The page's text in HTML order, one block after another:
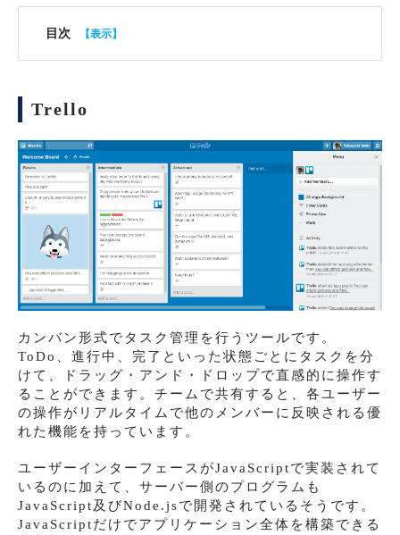
目次
Trello
カンバン形式でタスク管理を行うツールです。
ToDo、進行中、完了といった状態ごとにタスクを分
けて、ドラッグ・アンド・ドロップで直感的に操作す
ることができます。チームで共有すると、各ユーザー
の操作がリアルタイムで他のメンバーに反映される優
れた機能を持っています。
ユーザーインターフェースがJavaScriptで実装されて
いるのに加えて、サーバー側のプログラムも
JavaScript及びNode.jsで開発されているそうです。
JavaScriptだけでアプリケーション全体を構築できる